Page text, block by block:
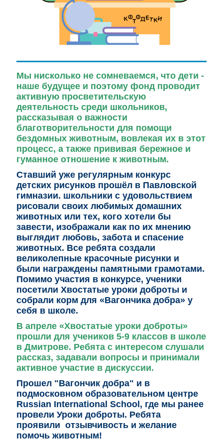
Мы нисколько не сомневаемся, что дети -
наше будущее и поэтому фонд проводит
активную просветительскую
деятельность среди школьников,
рассказывая о важности
благотворительности для помощи
бездомных животным, вовлекая их в этот
процесс, а также прививая бережное и
гуманное отношение к животным.
Ставший уже регулярным конкурс
детских рисунков прошёл в Павловской
гимназии. школьники с удовольствием
рисовали своих любимых домашних
животных или тех, кого хотели бы
завести, изображали как по их мнению
выглядит любовь, забота и спасение
животных. Все ребята создали
великолепные красочные рисунки и
были награждены памятными грамотами.
Помимо участия в конкурсе, ученики
посетили Хвостатые уроки доброты и
собрали корм для «Вагончика добра» у
себя в школе.
В апреле «Хвостатые уроки доброты»
прошли для учеников 5-9 классов в школе
в Дмитрове. Ребята с интересом слушали
рассказ, задавали вопросы и принимали
активное участие в дискуссии.
Прошел "Вагончик добра" и в
подмосковном образовательном центре
Russian International School, где мы ранее
провели Уроки доброты. Ребята
проявили отзывчивость и желание
помочь животным!